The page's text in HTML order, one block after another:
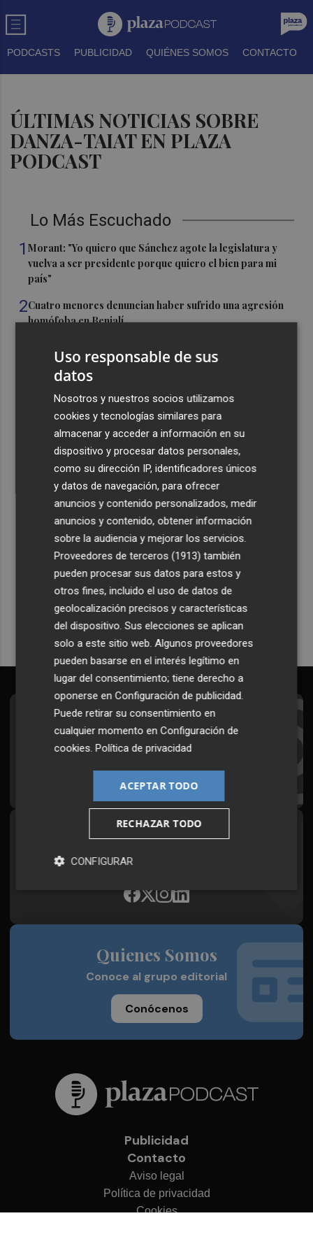
PODCASTS PUBLICIDAD QUIÉNES SOMOS CONTACTO
ÚLTIMAS NOTICIAS SOBRE
DANZA-TAIAT EN PLAZA
PODCAST
Lo Más Escuchado
1Morant: "Yo quiero que Sánchez agote la legislatura y
vuelva a ser presidente porque quiero el bien para mi
país"
2Cuatro menores denuncian haber sufrido una agresión
homófoba en Benialí
consumo que tensiona el litoral mediterráneo
El turismo de lujo consume hasta 1.000 litros de agua al
día y los expertos advierten de "mala gestión"
Recibe toda la actualidad de
Plaza Podcast en tu correo
Quiero suscribirme
Suscríbete al Boletín
Todos los días a primera hora en tu email
Síguenos en redes
Plaza Podcast, desde cualquier medio
Quienes Somos
Conoce al grupo editorial
Conócenos
Publicidad
Contacto
Aviso legal
Política de privacidad
Cookies
Uso responsable de sus
datos
Nosotros y nuestros socios utilizamos
cookies y tecnologías similares para
almacenar y acceder a información en su
dispositivo y procesar datos personales,
como su dirección IP, identificadores únicos
y datos de navegación, para ofrecer
anuncios y contenido personalizados, medir
anuncios y contenido, obtener información
sobre la audiencia y mejorar los servicios.
Proveedores de terceros (1913) también
pueden procesar sus datos para estos y
otros fines, incluido el uso de datos de
geolocalización precisos y características
del dispositivo. Sus elecciones se aplican
solo a este sitio web. Algunos proveedores
pueden basarse en el interés legítimo en
lugar del consentimiento; tiene derecho a
oponerse enConfiguración de publicidad.
Puede retirar su consentimiento en
cualquier momento enConfiguración de
cookies.Política de privacidad
ACEPTAR TODO
RECHAZAR TODO
CONFIGURAR